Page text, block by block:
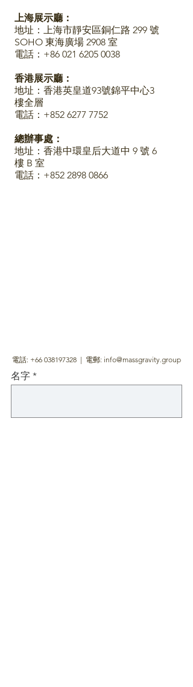
上海展示廳：
地址：上海市靜安區銅仁路 299 號
SOHO 東海廣場 2908 室
電話：+86 021 6205 0038
香港展示廳：
地址：香港英皇道93號錦平中心3
樓全層
電話：+852 6277 7752
總辦事處：
地址：香港中環皇后大道中 9 號 6
樓 B 室
電話：+852 2898 0866
電話: +66 038197328 | 電郵: info@massgravity.group
名字